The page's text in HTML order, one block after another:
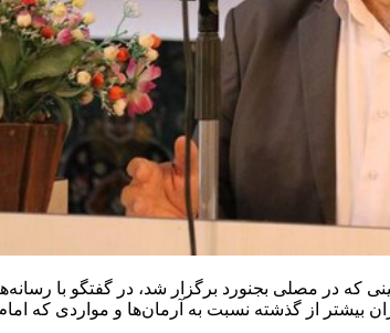
در مصلی بجنورد برگزار شد، در گفتگو با
بیشتر از گذشته نسبت به آرمان‌ها و مواردی که